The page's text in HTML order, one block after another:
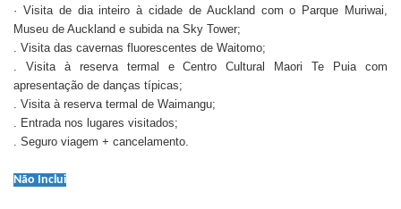
· Visita de dia inteiro à cidade de Auckland com o Parque Muriwai,
Museu de Auckland e subida na Sky Tower;
. Visita das cavernas fluorescentes de Waitomo;
. Visita à reserva termal e Centro Cultural Maori Te Puia com
apresentação de danças típicas;
. Visita à reserva termal de Waimangu;
. Entrada nos lugares visitados;
. Seguro viagem + cancelamento.
Não Inclui